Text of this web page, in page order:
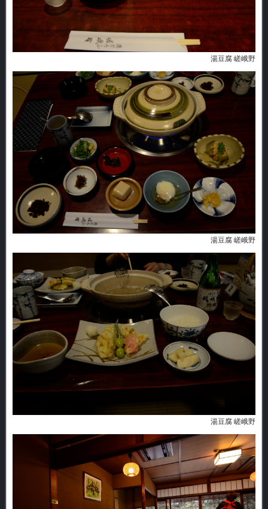
湯豆腐 嵯峨野
湯豆腐 嵯峨野
湯豆腐 嵯峨野